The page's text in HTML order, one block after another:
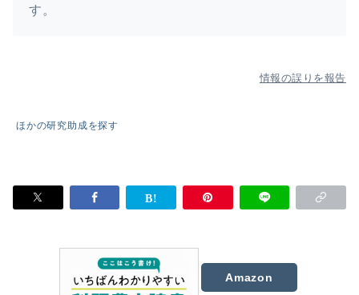
す。
情報の誤りを報告
ほかの研究助成を探す
Amazon